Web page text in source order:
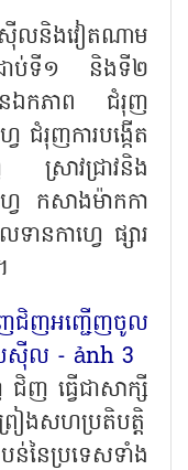
លនិងវៀតណាម
ដាប់ទី១ និងទី២
ឯកភាព ជំរុញ
ជំរុញការបង្កើត
ស្រាវជ្រាវនិង
វេ កសាងម៉ាកកា
នកាហ្វេ ផ្សារ
ញ ធ្វើជាសាក្សី
រៀងសហប្រតិបត្តិ
ន់នៃប្រទេសទាំង